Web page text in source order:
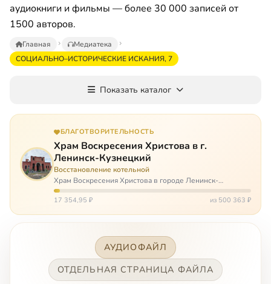
аудиокниги и фильмы — более 30 000 записей от
1500 авторов.
Главная
Медиатека
СОЦИАЛЬНО–ИСТОРИЧЕСКИЕ ИСКАНИЯ, 7
Показать каталог
БЛАГОТВОРИТЕЛЬНОСТЬ
Храм Воскресения Христова в г.
Ленинск-Кузнецкий
Восстановление котельной
Храм Воскресения Христова в городе Ленинск-
Кузнецкий в Кемеровской области – совсем новый, он
открылся всего 20 назад. И сейчас храм может вообще
17 354,95 ₽ из 500 363 ₽
АУДИОФАЙЛ
ОТДЕЛЬНАЯ СТРАНИЦА ФАЙЛА